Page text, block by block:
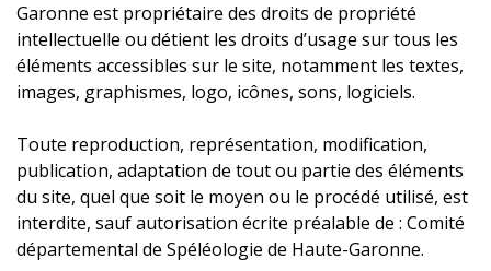
Garonne est propriétaire des droits de propriété
intellectuelle ou détient les droits d’usage sur tous les
éléments accessibles sur le site, notamment les textes,
images, graphismes, logo, icônes, sons, logiciels.
Toute reproduction, représentation, modification,
publication, adaptation de tout ou partie des éléments
du site, quel que soit le moyen ou le procédé utilisé, est
interdite, sauf autorisation écrite préalable de : Comité
départemental de Spéléologie de Haute-Garonne.